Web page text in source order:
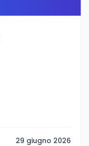
29 giugno 2026